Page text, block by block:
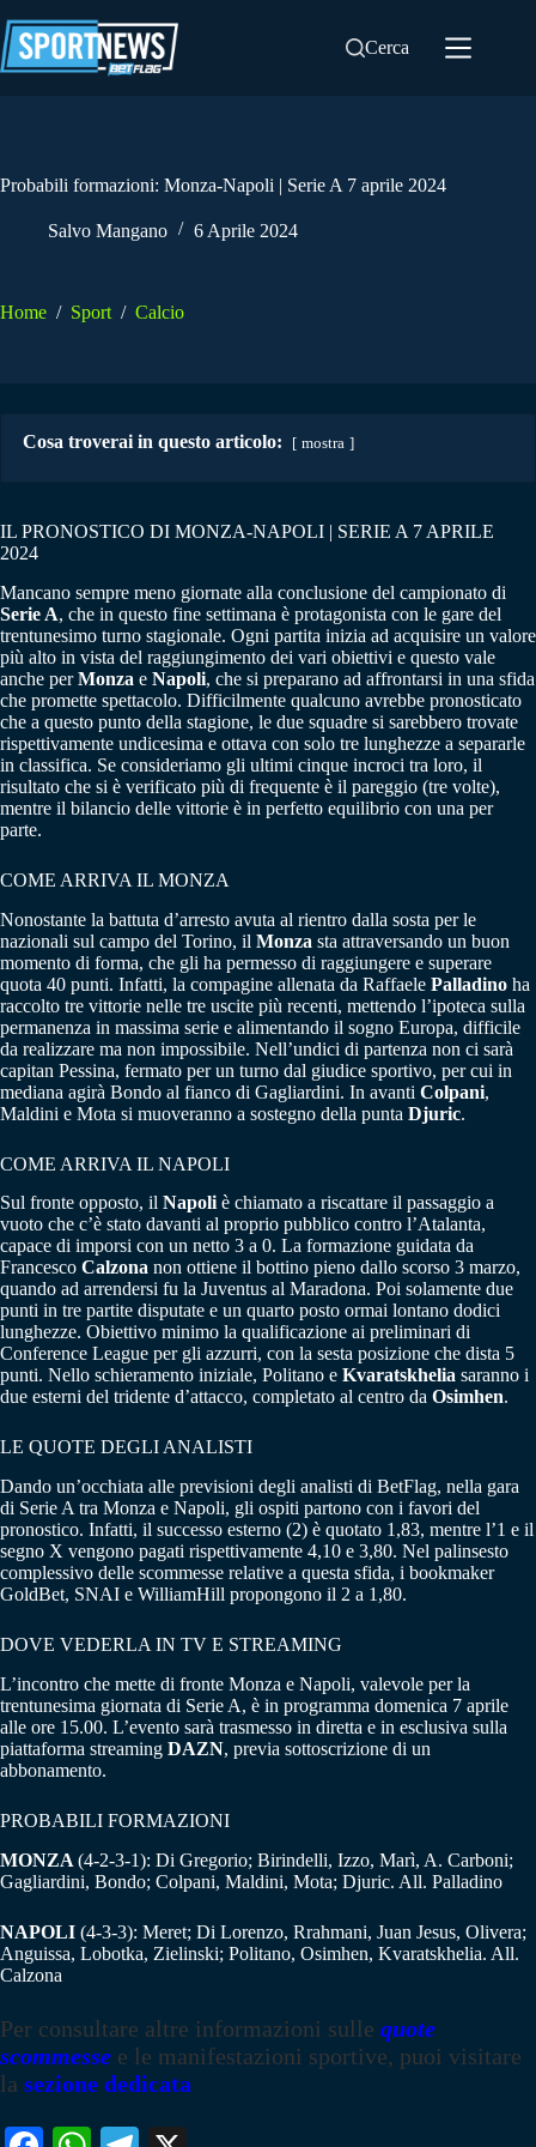
al
contenuto
Cerca
Probabili formazioni: Monza-Napoli | Serie A 7 aprile 2024
Salvo Mangano 6 Aprile 2024
Home / Sport / Calcio
Cosa troverai in questo articolo: mostra
IL PRONOSTICO DI MONZA-NAPOLI | SERIE A 7 APRILE
2024
Mancano sempre meno giornate alla conclusione del campionato di
Serie A, che in questo fine settimana è protagonista con le gare del
trentunesimo turno stagionale. Ogni partita inizia ad acquisire un valore
più alto in vista del raggiungimento dei vari obiettivi e questo vale
anche perMonza e Napoli, che si preparano ad affrontarsi in una sfida
che promette spettacolo. Difficilmente qualcuno avrebbe pronosticato
che a questo punto della stagione, le due squadre si sarebbero trovate
rispettivamente undicesima e ottava con solo tre lunghezze a separarle
in classifica. Se consideriamo gli ultimi cinque incroci tra loro, il
risultato che si è verificato più di frequente è il pareggio (tre volte),
mentre il bilancio delle vittorie è in perfetto equilibrio con una per
parte.
COME ARRIVA IL MONZA
Nonostante la battuta d’arresto avuta al rientro dalla sosta per le
nazionali sul campo del Torino, il Monza sta attraversando un buon
momento di forma, che gli ha permesso di raggiungere e superare
quota 40 punti. Infatti, la compagine allenata da Raffaele Palladino ha
raccolto tre vittorie nelle tre uscite più recenti, mettendo l’ipoteca sulla
permanenza in massima serie e alimentando il sogno Europa, difficile
da realizzare ma non impossibile. Nell’undici di partenza non ci sarà
capitan Pessina, fermato per un turno dal giudice sportivo, per cui in
mediana agirà Bondo al fianco di Gagliardini. In avanti Colpani,
Maldini e Mota si muoveranno a sostegno della punta Djuric.
COME ARRIVA IL NAPOLI
Sul fronte opposto, il Napoli è chiamato a riscattare il passaggio a
vuoto che c’è stato davanti al proprio pubblico contro l’Atalanta,
capace di imporsi con un netto 3 a 0. La formazione guidata da
Francesco Calzona non ottiene il bottino pieno dallo scorso 3 marzo,
quando ad arrendersi fu la Juventus al Maradona. Poi solamente due
punti in tre partite disputate e un quarto posto ormai lontano dodici
lunghezze. Obiettivo minimo la qualificazione ai preliminari di
Conference League per gli azzurri, con la sesta posizione che dista 5
punti. Nello schieramento iniziale, Politano e Kvaratskhelia saranno i
due esterni del tridente d’attacco, completato al centro da Osimhen.
LE QUOTE DEGLI ANALISTI
Dando un’occhiata alle previsioni degli analisti di BetFlag, nella gara
di Serie A tra Monza e Napoli, gli ospiti partono con i favori del
pronostico. Infatti, il successo esterno (2) è quotato 1,83, mentre l’1 e il
segno X vengono pagati rispettivamente 4,10 e 3,80. Nel palinsesto
complessivo delle scommesse relative a questa sfida, i bookmaker
GoldBet, SNAI e WilliamHill propongono il 2 a 1,80.
DOVE VEDERLA IN TV E STREAMING
L’incontro che mette di fronte Monza e Napoli, valevole per la
trentunesima giornata di Serie A, è in programma domenica 7 aprile
alle ore 15.00. L’evento sarà trasmesso in diretta e in esclusiva sulla
piattaforma streaming DAZN, previa sottoscrizione di un
abbonamento.
PROBABILI FORMAZIONI
MONZA (4-2-3-1): Di Gregorio; Birindelli, Izzo, Marì, A. Carboni;
Gagliardini, Bondo; Colpani, Maldini, Mota; Djuric. All. Palladino
NAPOLI (4-3-3): Meret; Di Lorenzo, Rrahmani, Juan Jesus, Olivera;
Anguissa, Lobotka, Zielinski; Politano, Osimhen, Kvaratskhelia. All.
Calzona
Per consultare altre informazioni sulle quote
scommesse e le manifestazioni sportive, puoi visitare
la sezione dedicata